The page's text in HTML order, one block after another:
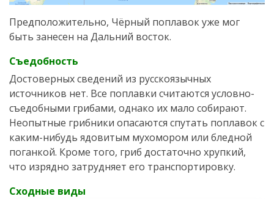
Предположительно, Чёрный поплавок уже мог
быть занесен на Дальний восток.
Съедобность
Достоверных сведений из русскоязычных
источников нет. Все поплавки считаются условно-
съедобными грибами, однако их мало собирают.
Неопытные грибники опасаются спутать поплавок с
каким-нибудь ядовитым мухомором или бледной
поганкой. Кроме того, гриб достаточно хрупкий,
что изрядно затрудняет его транспортировку.
Сходные виды